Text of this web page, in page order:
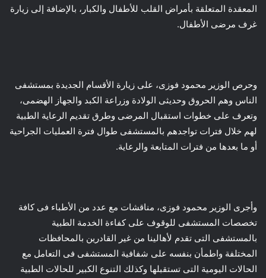
المعقدة المتعلقة بأمراض القلب للأطفال والكبار، بالإضافة إلى زيارة
غرف مرضى الأطفال.
وحرص الوزير محمود فوزى، على زيارة الأقسام الجديدة بمستشفى
الناس وهم الحروق وحديثى الولادة وزراعة الكبد والجهاز الهضمى،
وتعرف على خطوات استقبال المرضى وطرق تقديم الرعاية الطبية
لهم خلال فترات تواجدهم بالمستشفى طوال فترة العمليات الجراحية
أو ما بعدها من فترات المتابعة والرعاية.
وأجرى الوزير محمود فوزى، مناقشات مع عدد من الأطباء فى كافة
تخصصات المستشفى للوقوف على كفاءة الخدمة الطبية
بالمستشفى التى تقدم لأهالينا من غير القادرين بالمحافظات
المختلفة واطمأن بنفسه على شفافية المستشفى فى التعامل مع
الحالات اليومية التى تستقبلها وكذلك التنوع الكبير للحالات الطبية